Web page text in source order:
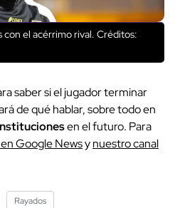
con el acérrimo rival. Créditos:
saber si el jugador terminar
de qué hablar, sobre todo en
en el futuro. Para
Google Newsynuestro canal
Rayados